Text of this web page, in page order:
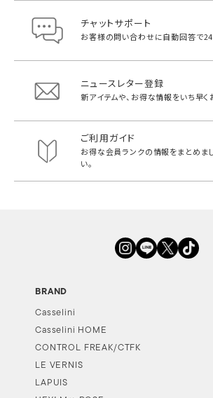
チャットサポート
お客様の問い合わせに自動回答で
ニュースレター登録
新アイテムや、お得な情報をいち早く
ご利用ガイド
お得な会員ランクの情報をまとめまし
い。
BRAND
Casselini
Casselini HOME
CONTROL FREAK/CTFK
LE VERNIS
LAPUIS